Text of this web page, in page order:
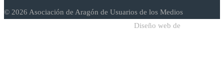
© 2026 Asociación de Aragón de Usuarios de los Medios
Diseño web de